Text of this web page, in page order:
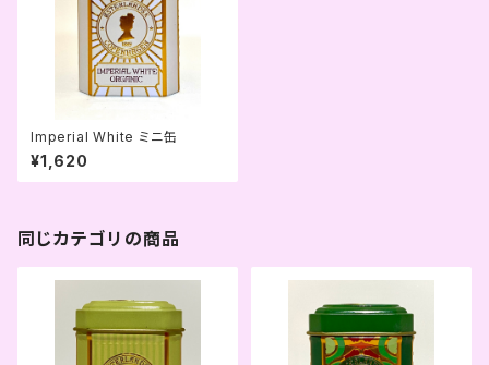
Imperial White ミニ缶
¥1,620
同じカテゴリの商品